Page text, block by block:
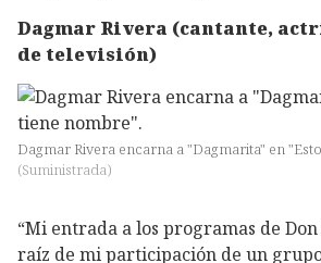
Dagmar Rivera (cantante,
de televisión)
Dagmar Rivera encarna a "Dagmarita" en
(Suministrada)
“Mi entrada a los programas de
raíz de mi participación de un